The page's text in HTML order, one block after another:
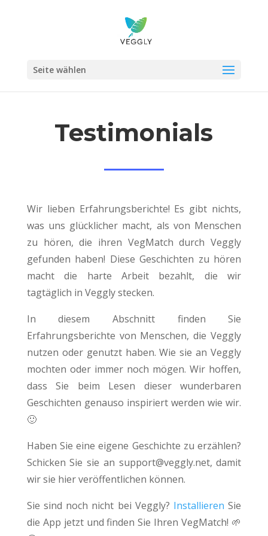
Seite wählen
Testimonials
Wir lieben Erfahrungsberichte! Es gibt nichts,
was uns glücklicher macht, als von Menschen
zu hören, die ihren VegMatch durch Veggly
gefunden haben! Diese Geschichten zu hören
macht die harte Arbeit bezahlt, die wir
tagtäglich in Veggly stecken.
In diesem Abschnitt finden Sie
Erfahrungsberichte von Menschen, die Veggly
nutzen oder genutzt haben. Wie sie an Veggly
mochten oder immer noch mögen. Wir hoffen,
dass Sie beim Lesen dieser wunderbaren
Geschichten genauso inspiriert werden wie wir.
🙂
Haben Sie eine eigene Geschichte zu erzählen?
Schicken Sie sie an support@veggly.net, damit
wir sie hier veröffentlichen können.
Sie sind noch nicht bei Veggly? Installieren Sie
die App jetzt und finden Sie Ihren VegMatch! 🌱